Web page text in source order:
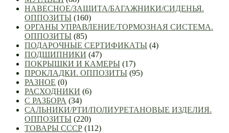
НАВЕСНОЕ/ЗАЩИТА/БАГАЖНИКИ/СИДЕНЬЯ.
ОППОЗИТЫ (160)
ОРГАНЫ УПРАВЛЕНИЕ/ТОРМОЗНАЯ СИСТЕМА.
ОППОЗИТЫ (85)
ПОДАРОЧНЫЕ СЕРТИФИКАТЫ (4)
ПОДШИПНИКИ (47)
ПОКРЫШКИ И КАМЕРЫ (17)
ПРОКЛАДКИ. ОППОЗИТЫ (95)
РАЗНОЕ (0)
РАСХОДНИКИ (6)
С РАЗБОРА (34)
САЛЬНИКИ/РТИ/ПОЛИУРЕТАНОВЫЕ ИЗДЕЛИЯ.
ОППОЗИТЫ (220)
ТОВАРЫ СССР (112)